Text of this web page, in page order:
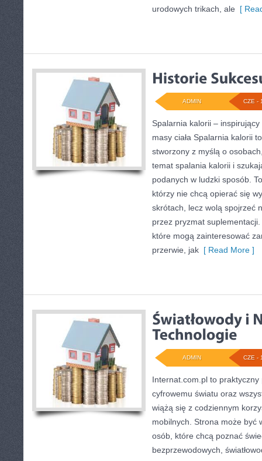
urodowych trikach, ale [
CZE -
ADMIN
Spalarnia kalorii –
masy ciała Spalarnia kalorii
stworzony z myślą o
temat spalania kalorii i
podanych w ludzki sposób.
którzy nie chcą opierać się
skrótach, lecz wolą spojrzeć
przez pryzmat
które mogą zainteresować
przerwie, jak [ Read More ]
CZE -
ADMIN
Internat.com.pl to
cyfrowemu światu oraz
wiążą się z codziennym
mobilnych. Strona może być
osób, które chcą poznać
bezprzewodowych,